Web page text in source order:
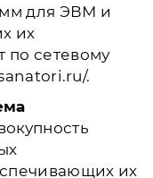
для ЭВМ и
их
по сетевому
.
их